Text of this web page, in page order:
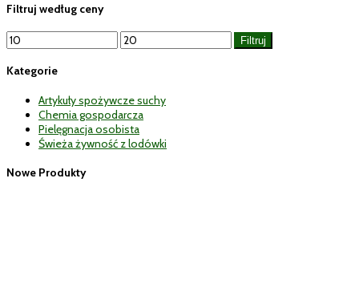
Filtruj według ceny
Cena
min
Cena
max
Filtruj
Kategorie
Artykuły spożywcze suchy
Chemia gospodarcza
Pielęgnacja osobista
Świeża żywność z lodówki
Nowe Produkty